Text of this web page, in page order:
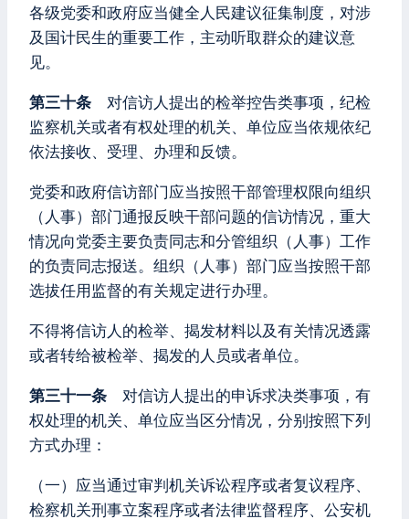
各级党委和政府应当健全人民建议征集制度，对涉
及国计民生的重要工作，主动听取群众的建议意
见。
第三十条 对信访人提出的检举控告类事项，纪检
监察机关或者有权处理的机关、单位应当依规依纪
依法接收、受理、办理和反馈。
党委和政府信访部门应当按照干部管理权限向组织
（人事）部门通报反映干部问题的信访情况，重大
情况向党委主要负责同志和分管组织（人事）工作
的负责同志报送。组织（人事）部门应当按照干部
选拔任用监督的有关规定进行办理。
不得将信访人的检举、揭发材料以及有关情况透露
或者转给被检举、揭发的人员或者单位。
第三十一条 对信访人提出的申诉求决类事项，有
权处理的机关、单位应当区分情况，分别按照下列
方式办理：
（一）应当通过审判机关诉讼程序或者复议程序、
检察机关刑事立案程序或者法律监督程序、公安机